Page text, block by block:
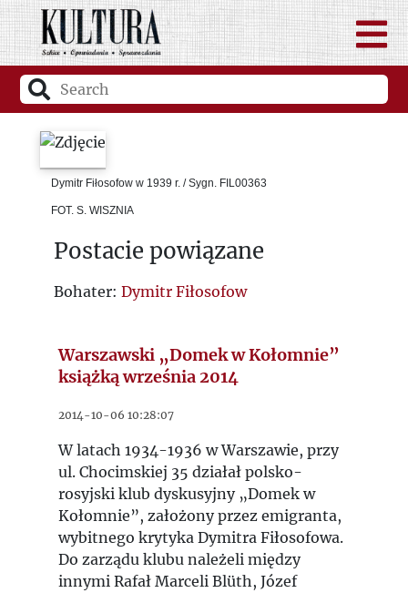
Dymitr Fiłosofow w 1939 r. / Sygn. FIL00363
FOT. S. WISZNIA
Postacie powiązane
Bohater: Dymitr Fiłosofow
Warszawski „Domek w Kołomnie”
książką września 2014
2014-10-06 10:28:07
W latach 1934-1936 w Warszawie, przy
ul. Chocimskiej 35 działał polsko-
rosyjski klub dyskusyjny „Domek w
Kołomnie”, założony przez emigranta,
wybitnego krytyka Dymitra Fiłosofowa.
Do zarządu klubu należeli między
innymi Rafał Marceli Blüth, Józef